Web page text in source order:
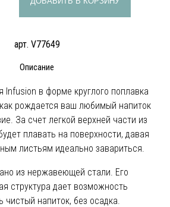
арт. V77649
Описание
Infusion в форме круглого поплавка
рождается ваш любимый напиток
За счет легкой верхней части из
плавать на поверхности, давая
листьям идеально завариться.
из нержавеющей стали. Его
структура дает возможность
чистый напиток, без осадка.